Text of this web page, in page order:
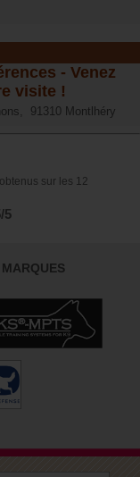
- Venez
visite !
91310 Montlhéry
sur les 12
5